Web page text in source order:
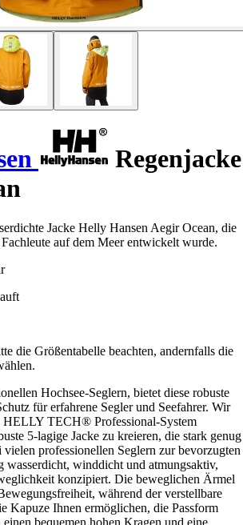
Regenjacke
Jacke Helly Hansen Aegir Ocean, die
auf dem Meer entwickelt wurde.
die Größentabelle beachten, andernfalls die
Hochsee-Seglern, bietet diese robuste
für erfahrene Segler und Seefahrer. Wir
HELLY TECH® Professional-System
5-lagige Jacke zu kreieren, die stark genug
professionellen Seglern zur bevorzugten
winddicht und atmungsaktiv,
konzipiert. Die beweglichen Ärmel
während der verstellbare
Kapuze Ihnen ermöglichen, die Passform
einen bequemen hohen Kragen und eine